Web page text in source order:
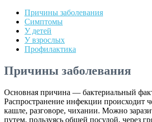
Причины заболевания
Cимптомы
У детей
У взрослых
Профилактика
Причины заболевания
Основная причина — бактериальный
Распространение инфекции происходит
кашле, разговоре, чихании. Можно
путем, пользуясь общей посудой, через